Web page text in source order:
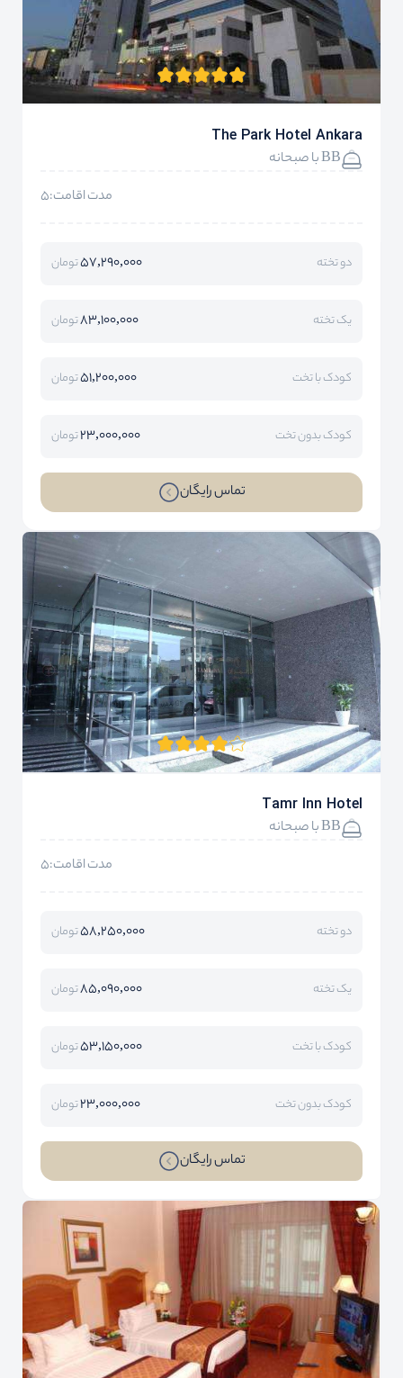
The Park Hotel Ankara
BB با صبحانه
مدت اقامت:5
دو تخته 57,290,000تومان
یک تخته 83,100,000تومان
کودک با تخت 51,200,000تومان
کودک بدون تخت 23,000,000تومان
تماس رایگان
Tamr Inn Hotel
BB با صبحانه
مدت اقامت:5
دو تخته 58,250,000تومان
یک تخته 85,090,000تومان
کودک با تخت 53,150,000تومان
کودک بدون تخت 23,000,000تومان
تماس رایگان